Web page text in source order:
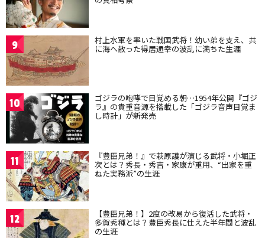
9 村上水軍を率いた戦国武将！幼い弟を支え、共
に海へ散った得居通幸の波乱に満ちた生涯
10 ゴジラの咆哮で目覚める朝…1954年公開『ゴジ
ラ』の貴重音源を搭載した「ゴジラ音声目覚ま
し時計」が新発売
11 『豊臣兄弟！』で萩原護が演じる武将・小堀正
次とは？秀長・秀吉・家康が重用、“出家を重
ねた実務派”の生涯
12 【豊臣兄弟！】2度の改易から復活した武将・
多賀秀種とは？豊臣秀長に仕えた半年間と波乱
の生涯